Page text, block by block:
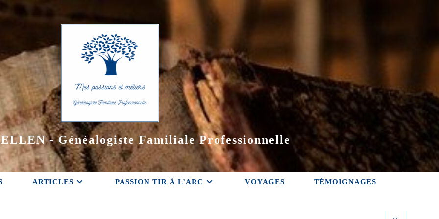
- Généalogiste Familiale Professionnelle
ARTICLES PASSION TIR À L’ARC VOYAGES TÉMOIGNAGES